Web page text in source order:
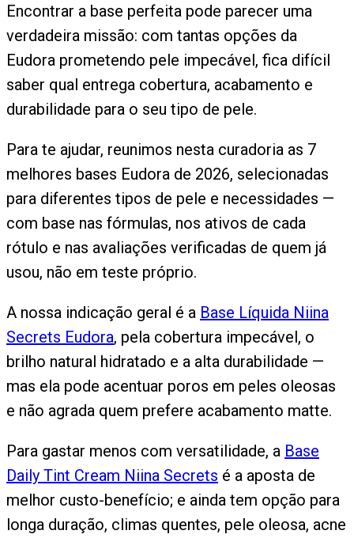
Encontrar a base perfeita pode parecer uma
verdadeira missão: com tantas opções da
Eudora prometendo pele impecável, fica difícil
saber qual entrega cobertura, acabamento e
durabilidade para o seu tipo de pele.
Para te ajudar, reunimos nesta curadoria as 7
melhores bases Eudora de 2026, selecionadas
para diferentes tipos de pele e necessidades —
com base nas fórmulas, nos ativos de cada
rótulo e nas avaliações verificadas de quem já
usou, não em teste próprio.
A nossa indicação geral é a Base Líquida Niina
Secrets Eudora, pela cobertura impecável, o
brilho natural hidratado e a alta durabilidade —
mas ela pode acentuar poros em peles oleosas
e não agrada quem prefere acabamento matte.
Para gastar menos com versatilidade, a Base
Daily Tint Cream Niina Secrets é a aposta de
melhor custo-benefício; e ainda tem opção para
longa duração, climas quentes, pele oleosa, acne